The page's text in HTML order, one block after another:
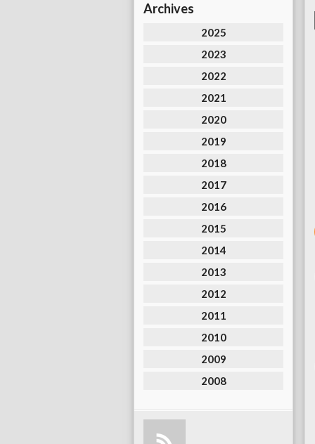
Archives
2025
2023
2022
2021
2020
2019
2018
2017
2016
2015
2014
2013
2012
2011
2010
2009
2008